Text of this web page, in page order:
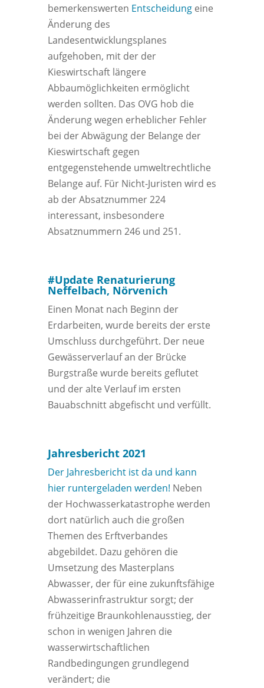
bemerkenswerten Entscheidungeine
Änderung des
Landesentwicklungsplanes
aufgehoben, mit der der
Kieswirtschaft längere
Abbaumöglichkeiten ermöglicht
werden sollten. Das OVG hob die
Änderung wegen erheblicher Fehler
bei der Abwägung der Belange der
Kieswirtschaft gegen
entgegenstehende umweltrechtliche
Belange auf. Für Nicht-Juristen wird es
ab der Absatznummer 224
interessant, insbesondere
Absatznummern 246 und 251.
#Update Renaturierung
Neffelbach, Nörvenich
Einen Monat nach Beginn der
Erdarbeiten, wurde bereits der erste
Umschluss durchgeführt. Der neue
Gewässerverlauf an der Brücke
Burgstraße wurde bereits geflutet
und der alte Verlauf im ersten
Bauabschnitt abgefischt und verfüllt.
Jahresbericht 2021
Der Jahresbericht ist da und kann
hier runtergeladen werden! Neben
der Hochwasserkatastrophe werden
dort natürlich auch die großen
Themen des Erftverbandes
abgebildet. Dazu gehören die
Umsetzung des Masterplans
Abwasser, der für eine zukunftsfähige
Abwasserinfrastruktur sorgt; der
frühzeitige Braunkohlenausstieg, der
schon in wenigen Jahren die
wasserwirtschaftlichen
Randbedingungen grundlegend
verändert; die